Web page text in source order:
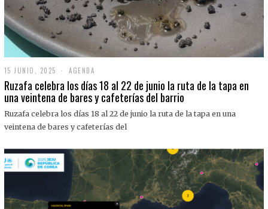
15 JUNIO, 2025
J
U
I
O
0
2
5
AGENDA
Ruzafa celebra los días 18 al 22 de junio la ruta de la tapa en
una veintena de bares y cafeterías del barrio
Ruzafa celebra los días 18 al 22 de junio la ruta de la tapa en una
veintena de bares y cafeterías del